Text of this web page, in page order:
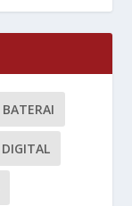
BATERAI
DIGITAL